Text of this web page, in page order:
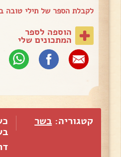
לקבלת הספר של תילי טובה
הוספה לספר
המתכונים שלי
קטגוריה: בשר